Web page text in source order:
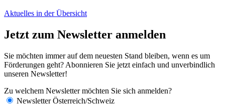
Aktuelles in der Übersicht
Jetzt zum Newsletter anmelden
Sie möchten immer auf dem neuesten Stand bleiben, wenn es um
Förderungen geht? Abonnieren Sie jetzt einfach und unverbindlich
unseren Newsletter!
Zu welchem Newsletter möchten Sie sich anmelden?
Newsletter Österreich/Schweiz